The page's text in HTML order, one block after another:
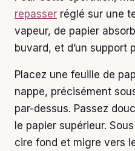
repasser réglé sur une
vapeur, de papier
buvard, et d’un support
Placez une feuille de
nappe, précisément
par-dessus. Passez
le papier supérieur.
cire fond et migre vers